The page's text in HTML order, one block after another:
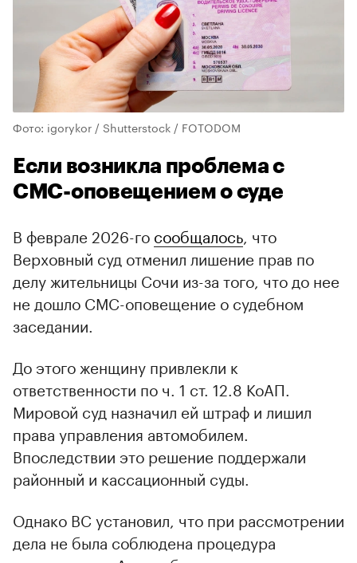
Фото: igorykor / Shutterstock / FOTODOM
Если возникла проблема с
СМС-оповещением о суде
В феврале 2026-го сообщалось, что
Верховный суд отменил лишение прав по
делу жительницы Сочи из-за того, что до нее
не дошло СМС-оповещение о судебном
заседании.
До этого женщину привлекли к
ответственности по ч. 1 ст. 12.8 КоАП.
Мировой суд назначил ей штраф и лишил
права управления автомобилем.
Впоследствии это решение поддержали
районный и кассационный суды.
Однако ВС установил, что при рассмотрении
дела не была соблюдена процедура